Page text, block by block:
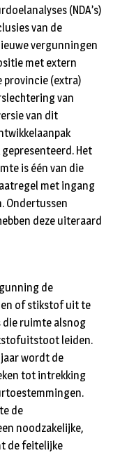
(NDA’s)
van de
vergunningen
met extern
provincie (extra)
van
van dit
gepresenteerd. Het
is één van die
met ingang
Ondertussen
deze uiteraard
de
of stikstof uit te
die ruimte alsnog
leiden.
wordt de
tot intrekking
de
noodzakelijke,
de feitelijke